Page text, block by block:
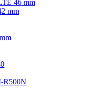
46 mm
mm
R500N